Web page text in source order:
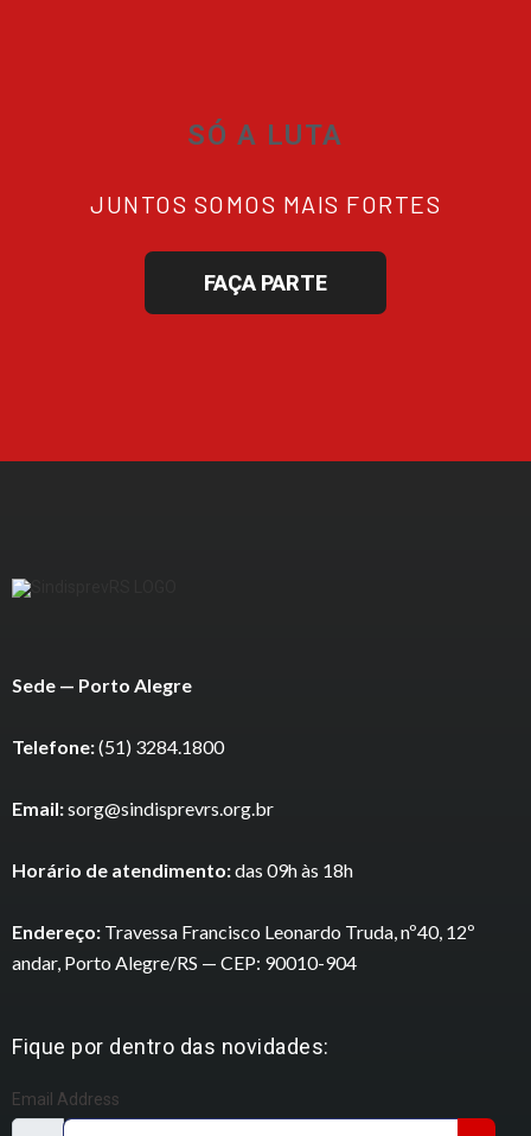
SÓ A LUTA
JUNTOS SOMOS MAIS FORTES
FAÇA PARTE
Sede — Porto Alegre
Telefone:(51) 3284.1800
Email:sorg@sindisprevrs.org.br
Horário de atendimento:das 09h às 18h
Endereço: Travessa Francisco Leonardo Truda, nº40, 12º
andar, Porto Alegre/RS — CEP: 90010-904
Fique por dentro das novidades:
Email Address